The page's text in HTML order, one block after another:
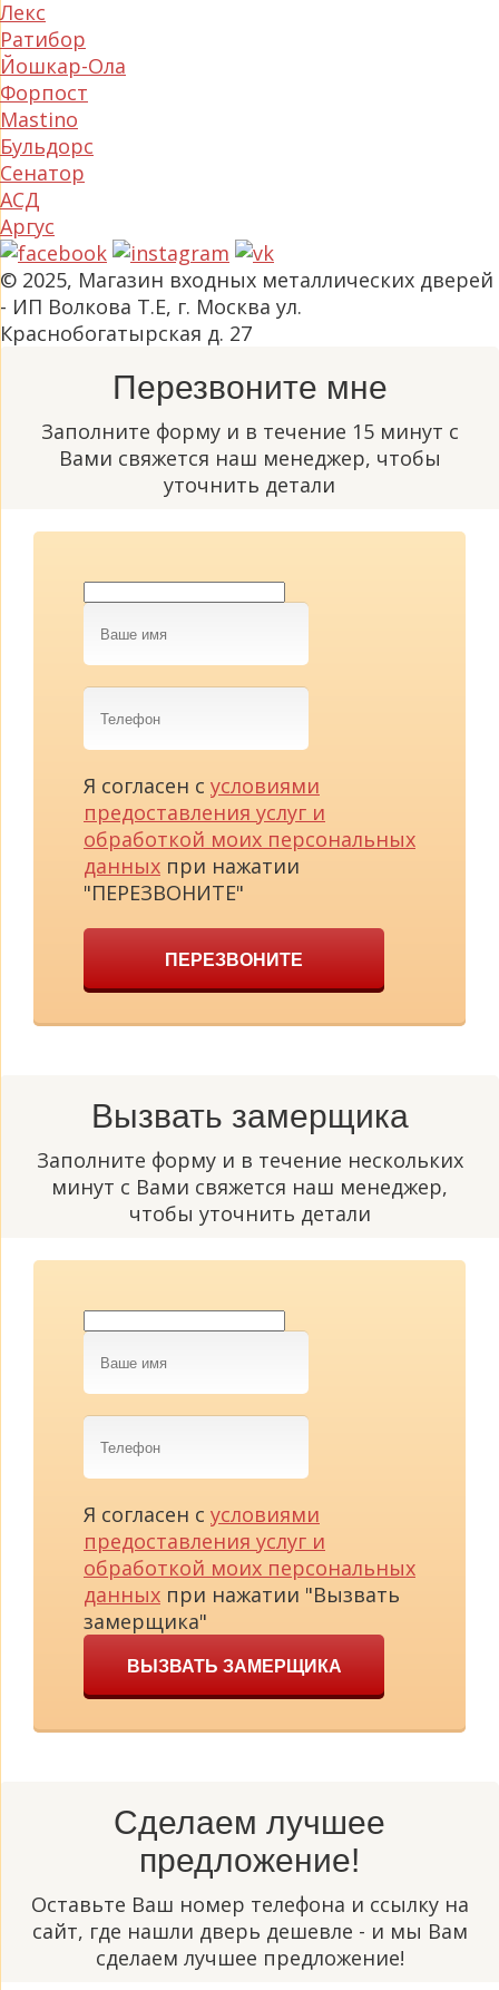
Лекс
Ратибор
Йошкар-Ола
Форпост
Mastino
Бульдорс
Сенатор
АСД
Аргус
© 2025, Магазин входных металлических дверей
- ИП Волкова Т.Е, г. Москва ул.
Краснобогатырская д. 27
Перезвоните мне
Заполните форму и в течение 15 минут с
Вами свяжется наш менеджер, чтобы
уточнить детали
Ваше
имя
Телефон
Я согласен с условиями
предоставления услуг и
обработкой моих персональных
данных при нажатии
"ПЕРЕЗВОНИТЕ"
ПЕРЕЗВОНИТЕ
Вызвать замерщика
Заполните форму и в течение нескольких
минут с Вами свяжется наш менеджер,
чтобы уточнить детали
Ваше
имя
Телефон
Я согласен с условиями
предоставления услуг и
обработкой моих персональных
данных при нажатии "Вызвать
замерщика"
ВЫЗВАТЬ ЗАМЕРЩИКА
Сделаем лучшее
предложение!
Оставьте Ваш номер телефона и ссылку на
сайт, где нашли дверь дешевле - и мы Вам
сделаем лучшее предложение!